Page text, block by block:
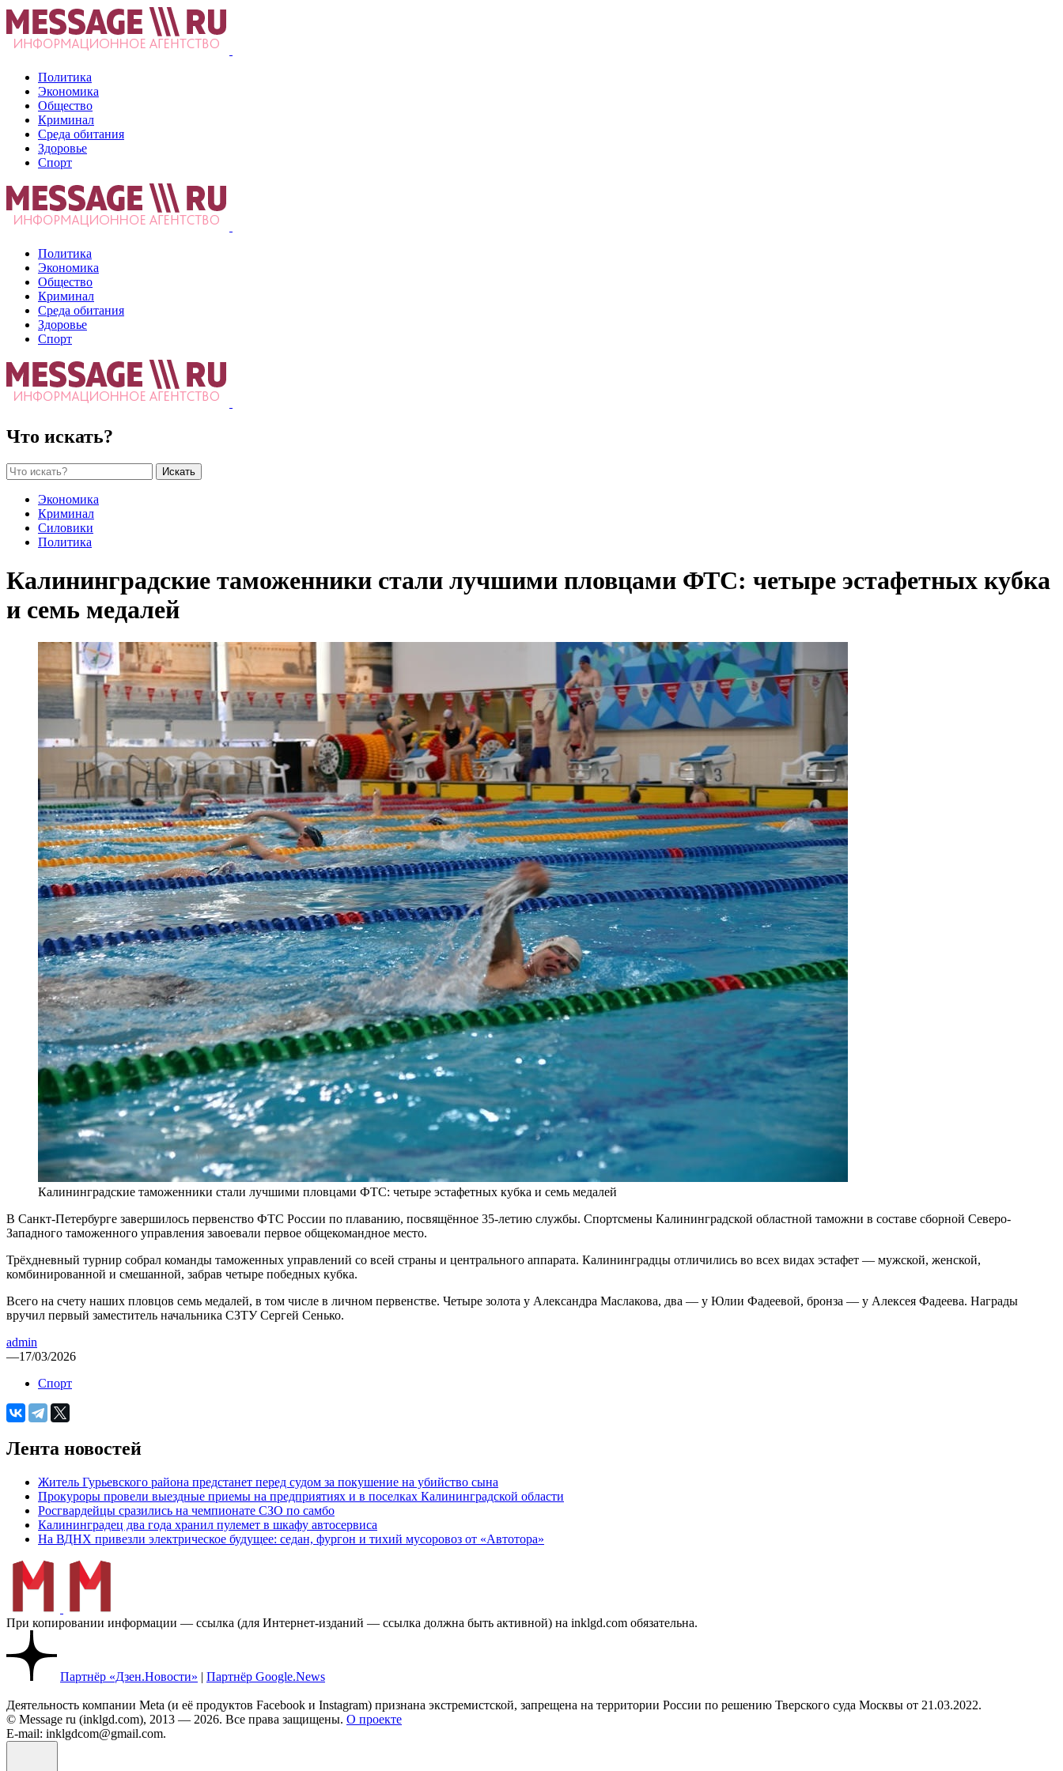
Политика
Экономика
Общество
Криминал
Среда обитания
Здоровье
Спорт
Политика
Экономика
Общество
Криминал
Среда обитания
Здоровье
Спорт
Что искать?
Искать
Экономика
Криминал
Силовики
Политика
Калининградские таможенники стали лучшими пловцами ФТС: четыре эстафетных кубка
и семь медалей
Калининградские таможенники стали лучшими пловцами ФТС: четыре эстафетных кубка и семь медалей
В Санкт-Петербурге завершилось первенство ФТС России по плаванию, посвящённое 35-летию службы. Спортсмены Калининградской областной таможни в составе сборной Северо-
Западного таможенного управления завоевали первое общекомандное место.
Трёхдневный турнир собрал команды таможенных управлений со всей страны и центрального аппарата. Калининградцы отличились во всех видах эстафет — мужской, женской,
комбинированной и смешанной, забрав четыре победных кубка.
Всего на счету наших пловцов семь медалей, в том числе в личном первенстве. Четыре золота у Александра Маслакова, два — у Юлии Фадеевой, бронза — у Алексея Фадеева. Награды
вручил первый заместитель начальника СЗТУ Сергей Сенько.
admin
—17/03/2026
Спорт
Лента новостей
Житель Гурьевского района предстанет перед судом за покушение на убийство сына
Прокуроры провели выездные приемы на предприятиях и в поселках Калининградской области
Росгвардейцы сразились на чемпионате СЗО по самбо
Калининградец два года хранил пулемет в шкафу автосервиса
На ВДНХ привезли электрическое будущее: седан, фургон и тихий мусоровоз от «Автотора»
При копировании информации — ссылка (для Интернет-изданий — ссылка должна быть активной) на inklgd.com обязательна.
Партнёр «Дзен.Новости» | Партнёр Google.News
Деятельность компании Meta (и её продуктов Facebook и Instagram) признана экстремистской, запрещена на территории России по решению Тверского суда Москвы от 21.03.2022.
© Message ru (inklgd.com), 2013 — 2026. Все права защищены. О проекте
E-mail: inklgdcom@gmail.com.